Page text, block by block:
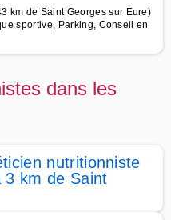
km de Saint Georges sur Eure)
sportive, Parking, Conseil en
dans les
nutritionniste
3 km de Saint